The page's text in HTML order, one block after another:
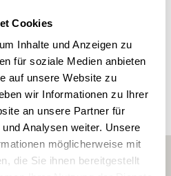
Cookies
Inhalte und Anzeigen zu
für soziale Medien anbieten
auf unsere Website zu
wir Informationen zu Ihrer
an unsere Partner für
Analysen weiter. Unsere
möglicherweise mit
die Sie ihnen bereitgestellt